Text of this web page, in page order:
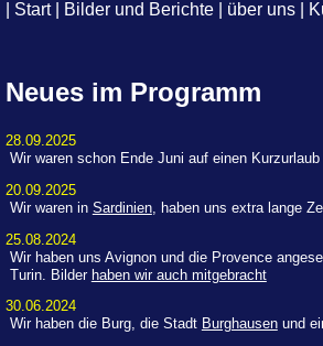
Neues im Programm
28.09.2025
Wir waren schon Ende Juni auf einen
20.09.2025
Wir waren in Sardinien, haben uns extra lange
25.08.2024
Wir haben uns Avignon und die Provence
Turin. Bilder haben wir auch mitgebracht
30.06.2024
Wir haben die Burg, die Stadt Burghausenund
Start| Bilder und Berichte über uns